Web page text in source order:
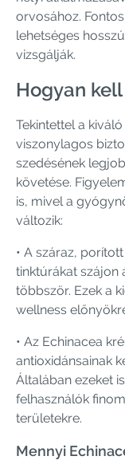
orvosához.
lehetséges
vizsgálják.
Hogyan
Tekintettel a
viszonylagos
szedésének
követése.
is, mivel a
változik:
• A száraz,
tinktúrákat szájon
többször. Ezek a
wellness
• Az Echinacea
antioxidánsainak
Általában ezeket
felhasználók
területekre.
Mennyi